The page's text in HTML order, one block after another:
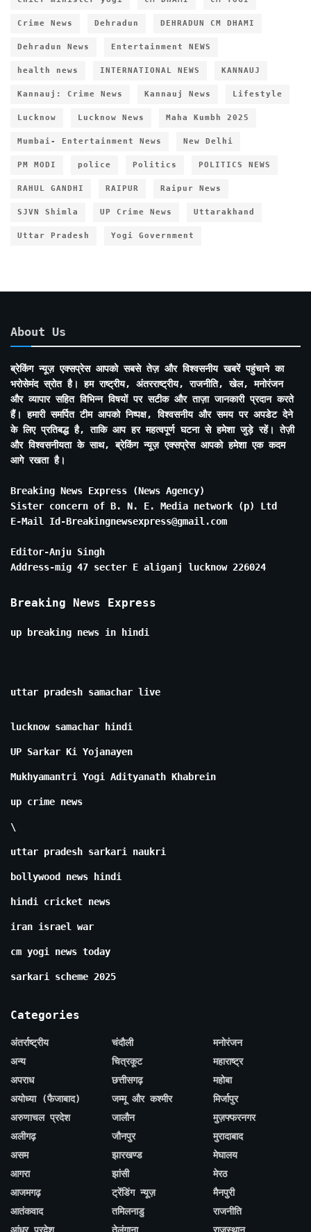
Crime News Dehradun DEHRADUN CM DHAMI
Dehradun News Entertainment NEWS
health news INTERNATIONAL NEWS KANNAUJ
Kannauj: Crime News Kannauj News Lifestyle
Lucknow Lucknow News Maha Kumbh 2025
Mumbai- Entertainment News New Delhi
PM MODI police Politics POLITICS NEWS
RAHUL GANDHI RAIPUR Raipur News
SJVN Shimla UP Crime News Uttarakhand
Uttar Pradesh Yogi Government
About Us
ब्रेकिंग न्यूज़ एक्सप्रेस आपको सबसे तेज़ और विश्वसनीय खबरें पहुंचाने का
भरोसेमंद स्रोत है। हम राष्ट्रीय, अंतरराष्ट्रीय, राजनीति, खेल, मनोरंजन
और व्यापार सहित विभिन्न विषयों पर सटीक और ताज़ा जानकारी प्रदान करते
हैं। हमारी समर्पित टीम आपको निष्पक्ष, विश्वसनीय और समय पर अपडेट देने
के लिए प्रतिबद्ध है, ताकि आप हर महत्वपूर्ण घटना से हमेशा जुड़े रहें। तेज़ी
और विश्वसनीयता के साथ, ब्रेकिंग न्यूज़ एक्सप्रेस आपको हमेशा एक कदम
आगे रखता है।
Breaking News Express (News Agency)
Sister concern of B. N. E. Media network (p) Ltd
E-Mail Id-Breakingnewsexpress@gmail.com
Editor-Anju Singh
Address-mig 47 secter E aliganj lucknow 226024
Breaking News Express
up breaking news in hindi
uttar pradesh samachar live
lucknow samachar hindi
UP Sarkar Ki Yojanayen
Mukhyamantri Yogi Adityanath Khabrein
up crime news
\
uttar pradesh sarkari naukri
bollywood news hindi
hindi cricket news
iran israel war
cm yogi news today
sarkari scheme 2025
Categories
अंतर्राष्ट्रीय
अन्य
अपराध
अयोध्या (फैजाबाद)
अरुणाचल प्रदेश
अलीगढ़
असम
आगरा
आजमगढ़
आतंकवाद
आंध्र प्रदेश
चंदौली
चित्रकूट
छत्तीसगढ़
जम्मू और कश्मीर
जालौन
जौनपुर
झारखण्ड
झांसी
ट्रेंडिंग न्यूज़
तमिलनाडु
तेलंगाना
मनोरंजन
महाराष्ट्र
महोबा
मिर्जापुर
मुज़फ्फरनगर
मुरादाबाद
मेघालय
मेरठ
मैनपुरी
राजनीति
राजस्थान